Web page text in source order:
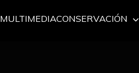
MULTIMEDIACONSERVACIÓN